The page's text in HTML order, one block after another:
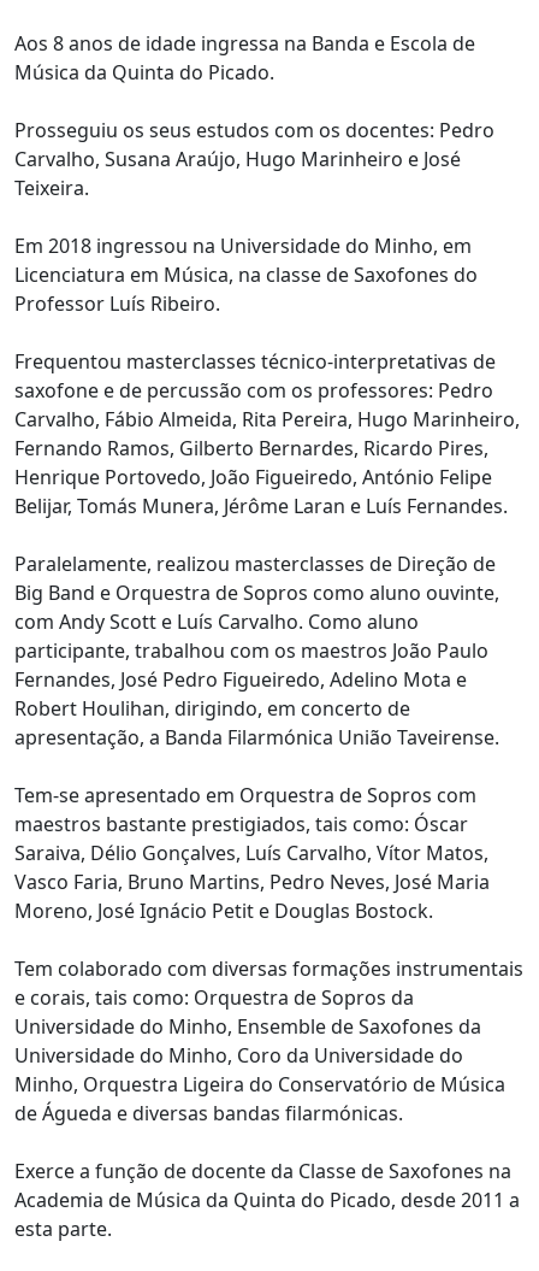
Aos 8 anos de idade ingressa na Banda e Escola de
Música da Quinta do Picado.
Prosseguiu os seus estudos com os docentes: Pedro
Carvalho, Susana Araújo, Hugo Marinheiro e José
Teixeira.
Em 2018 ingressou na Universidade do Minho, em
Licenciatura em Música, na classe de Saxofones do
Professor Luís Ribeiro.
Frequentou masterclasses técnico-interpretativas de
saxofone e de percussão com os professores: Pedro
Carvalho, Fábio Almeida, Rita Pereira, Hugo Marinheiro,
Fernando Ramos, Gilberto Bernardes, Ricardo Pires,
Henrique Portovedo, João Figueiredo, António Felipe
Belijar, Tomás Munera, Jérôme Laran e Luís Fernandes.
Paralelamente, realizou masterclasses de Direção de
Big Band e Orquestra de Sopros como aluno ouvinte,
com Andy Scott e Luís Carvalho. Como aluno
participante, trabalhou com os maestros João Paulo
Fernandes, José Pedro Figueiredo, Adelino Mota e
Robert Houlihan, dirigindo, em concerto de
apresentação, a Banda Filarmónica União Taveirense.
Tem-se apresentado em Orquestra de Sopros com
maestros bastante prestigiados, tais como: Óscar
Saraiva, Délio Gonçalves, Luís Carvalho, Vítor Matos,
Vasco Faria, Bruno Martins, Pedro Neves, José Maria
Moreno, José Ignácio Petit e Douglas Bostock.
Tem colaborado com diversas formações instrumentais
e corais, tais como: Orquestra de Sopros da
Universidade do Minho, Ensemble de Saxofones da
Universidade do Minho, Coro da Universidade do
Minho, Orquestra Ligeira do Conservatório de Música
de Águeda e diversas bandas filarmónicas.
Exerce a função de docente da Classe de Saxofones na
Academia de Música da Quinta do Picado, desde 2011 a
esta parte.